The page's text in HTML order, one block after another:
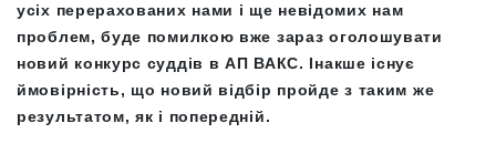
усіх перерахованих нами і ще невідомих нам
проблем, буде помилкою вже зараз оголошувати
новий конкурс суддів в АП ВАКС. Інакше існує
ймовірність, що новий відбір пройде з таким же
результатом, як і попередній.